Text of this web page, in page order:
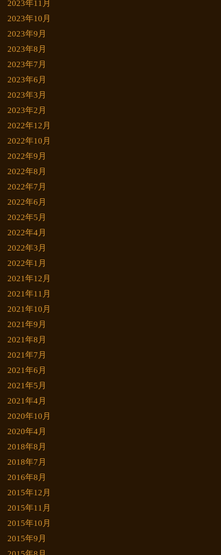
2023年11月
2023年10月
2023年9月
2023年8月
2023年7月
2023年6月
2023年3月
2023年2月
2022年12月
2022年10月
2022年9月
2022年8月
2022年7月
2022年6月
2022年5月
2022年4月
2022年3月
2022年1月
2021年12月
2021年11月
2021年10月
2021年9月
2021年8月
2021年7月
2021年6月
2021年5月
2021年4月
2020年10月
2020年4月
2018年8月
2018年7月
2016年8月
2015年12月
2015年11月
2015年10月
2015年9月